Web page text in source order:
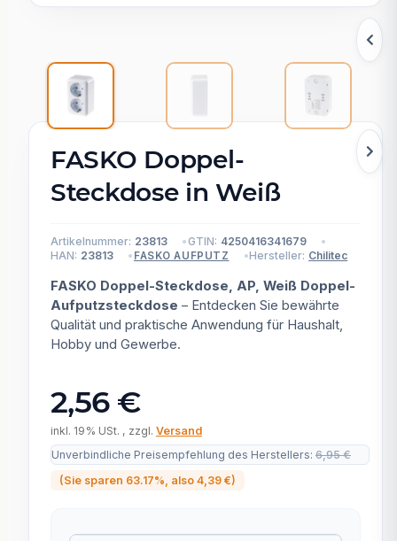
FASKO Doppel-
Steckdose in Weiß
Artikelnummer: 23813 GTIN: 4250416341679
HAN: 23813 FASKO AUFPUTZ Hersteller: Chilitec
FASKO Doppel-Steckdose, AP, Weiß Doppel-
Aufputzsteckdose – Entdecken Sie bewährte
Qualität und praktische Anwendung für Haushalt,
Hobby und Gewerbe.
2,56 €
inkl. 19% USt. , zzgl. Versand
Unverbindliche Preisempfehlung des Herstellers: 6,95 €
(Sie sparen 63.17% , also 4,39 €)